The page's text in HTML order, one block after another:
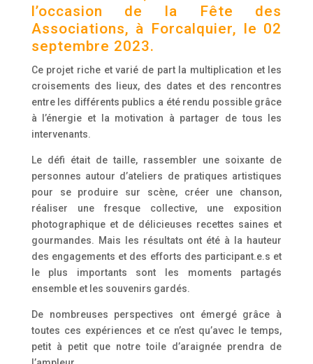
l’occasion de la Fête des
Associations, à Forcalquier, le 02
septembre 2023.
Ce projet riche et varié de part la multiplication et les
croisements des lieux, des dates et des rencontres
entre les différents publics a été rendu possible grâce
à l’énergie et la motivation à partager de tous les
intervenants.
Le défi était de taille, rassembler une soixante de
personnes autour d’ateliers de pratiques artistiques
pour se produire sur scène, créer une chanson,
réaliser une fresque collective, une exposition
photographique et de délicieuses recettes saines et
gourmandes. Mais les résultats ont été à la hauteur
des engagements et des efforts des participant.e.s et
le plus importants sont les moments partagés
ensemble et les souvenirs gardés.
De nombreuses perspectives ont émergé grâce à
toutes ces expériences et ce n’est qu’avec le temps,
petit à petit que notre toile d’araignée prendra de